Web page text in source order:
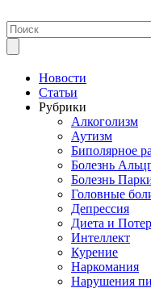
Новости
Статьи
Рубрики
Алкоголизм
Аутизм
Биполярное
Болезнь
Болезнь
Головные
Депрессия
Диета и
Интеллект
Курение
Наркомания
Нарушения